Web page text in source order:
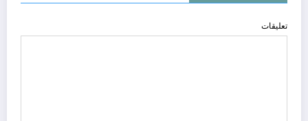
تعليقات